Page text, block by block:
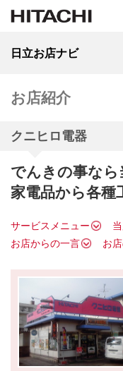
日立お店ナビ
お店紹介
クニヒロ電器
でんきの事なら
家電品から各種
サービスメニュー
お店からの一言
お